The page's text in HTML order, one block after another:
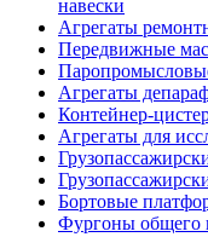
навески
Агрегаты
Передвижные
Агрегаты
Контейнер-
Агрегаты для
Бортовые
Фургоны общего